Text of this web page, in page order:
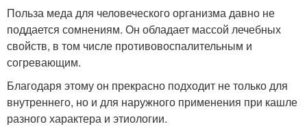
Польза меда для человеческого организма давно не
поддается сомнениям. Он обладает массой лечебных
свойств, в том числе противовоспалительным и
согревающим.
Благодаря этому он прекрасно подходит не только для
внутреннего, но и для наружного применения при кашле
разного характера и этиологии.